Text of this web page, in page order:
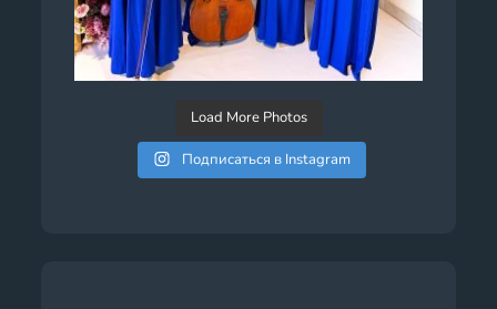
Load More Photos
Подписаться в Instagram